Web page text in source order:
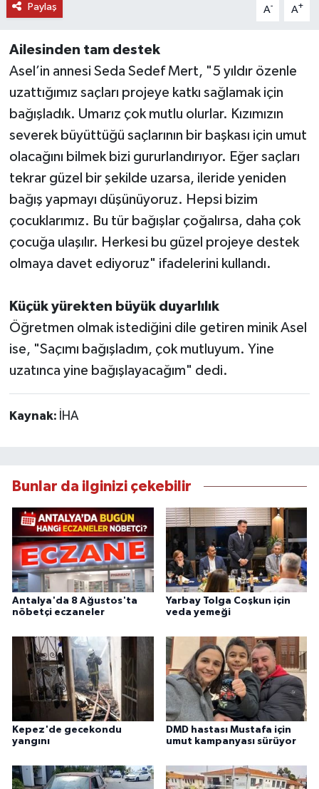
Paylaş A- A+
Ailesinden tam destek
Asel’in annesi Seda Sedef Mert, "5 yıldır özenle
uzattığımız saçları projeye katkı sağlamak için
bağışladık. Umarız çok mutlu olurlar. Kızımızın
severek büyüttüğü saçlarının bir başkası için umut
olacağını bilmek bizi gururlandırıyor. Eğer saçları
tekrar güzel bir şekilde uzarsa, ileride yeniden
bağış yapmayı düşünüyoruz. Hepsi bizim
çocuklarımız. Bu tür bağışlar çoğalırsa, daha çok
çocuğa ulaşılır. Herkesi bu güzel projeye destek
olmaya davet ediyoruz" ifadelerini kullandı.
Küçük yürekten büyük duyarlılık
Öğretmen olmak istediğini dile getiren minik Asel
ise, "Saçımı bağışladım, çok mutluyum. Yine
uzatınca yine bağışlayacağım" dedi.
Kaynak: İHA
Bunlar da ilginizi çekebilir
Antalya'da 8 Ağustos'ta
nöbetçi eczaneler
Yarbay Tolga Coşkun için
veda yemeği
Kepez'de gecekondu
yangını
DMD hastası Mustafa için
umut kampanyası sürüyor